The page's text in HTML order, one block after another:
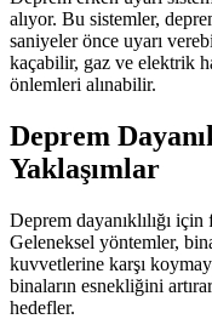
alıyor. Bu sistemler,
saniyeler önce uyarı
kaçabilir, gaz ve elektrik
önlemleri alınabilir.
Deprem
Yaklaşımlar
Deprem dayanıklılığı
Geleneksel yöntemler,
kuvvetlerine karşı
binaların esnekliğini
hedefler.